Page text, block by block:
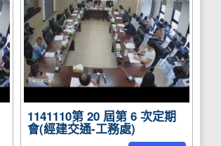
1141110第 20 屆第 6 次定期
會(經建交通-工務處)